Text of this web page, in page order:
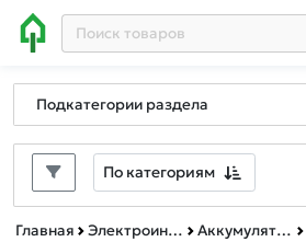
Подкатегории раздела
По категориям
Главная Электроинструменты BULL, MOLOT, WORTEX, ФИОЛЕНТ Аккумуляторная техника